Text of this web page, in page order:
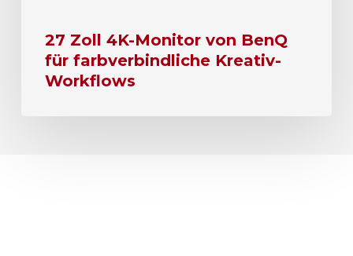
27 Zoll 4K-Monitor von BenQ
für farbverbindliche Kreativ-
Workflows